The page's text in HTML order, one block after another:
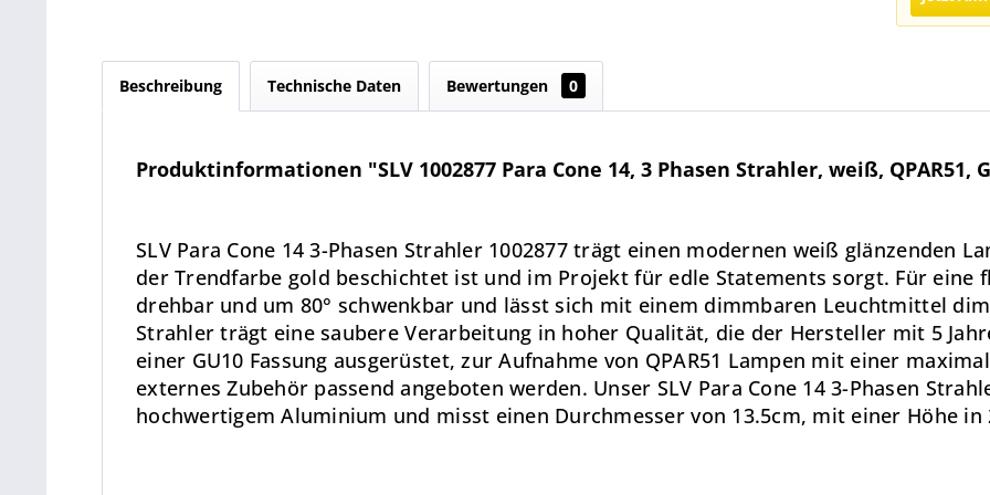
Beschreibung Technische Daten Bewertungen 0
Produktinformationen "SLV 1002877 Para Cone 14, 3 Phasen Strahler, weiß, QPAR51,
SLV Para Cone 14 3-Phasen Strahler 1002877 trägt einen modernen weiß glänzenden
der Trendfarbe gold beschichtet ist und im Projekt für edle Statements sorgt. Für eine
drehbar und um 80° schwenkbar und lässt sich mit einem dimmbaren Leuchtmittel
Strahler trägt eine saubere Verarbeitung in hoher Qualität, die der Hersteller mit 5
einer GU10 Fassung ausgerüstet, zur Aufnahme von QPAR51 Lampen mit einer
externes Zubehör passend angeboten werden. Unser SLV Para Cone 14 3-Phasen
hochwertigem Aluminium und misst einen Durchmesser von 13.5cm, mit einer Höhe in